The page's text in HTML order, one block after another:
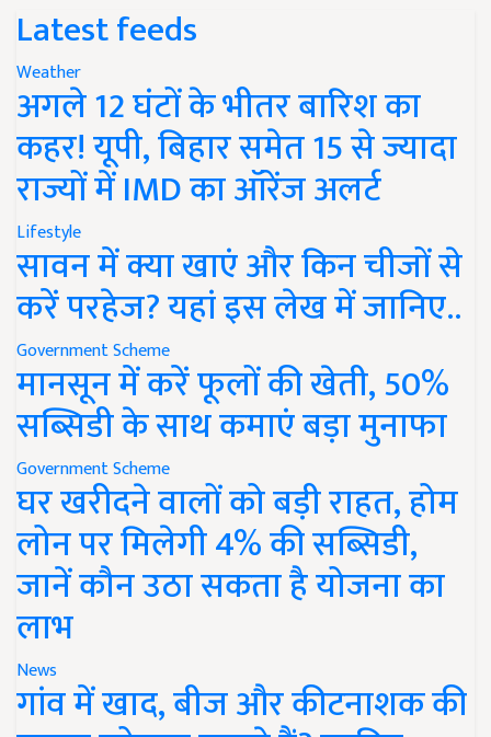
Latest feeds
Weather
अगले 12 घंटों के भीतर बारिश का
कहर! यूपी, बिहार समेत 15 से ज्यादा
राज्यों में IMD का ऑरेंज अलर्ट
Lifestyle
सावन में क्या खाएं और किन चीजों से
करें परहेज? यहां इस लेख में जानिए..
Government Scheme
मानसून में करें फूलों की खेती, 50%
सब्सिडी के साथ कमाएं बड़ा मुनाफा
Government Scheme
घर खरीदने वालों को बड़ी राहत, होम
लोन पर मिलेगी 4% की सब्सिडी,
जानें कौन उठा सकता है योजना का
लाभ
News
गांव में खाद, बीज और कीटनाशक की